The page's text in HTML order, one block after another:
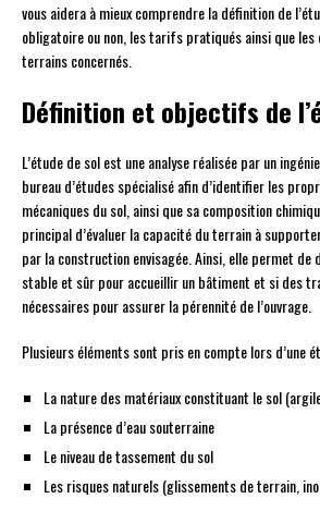
vous aidera à mieux comprendre la définition de
obligatoire ou non, les tarifs pratiqués ainsi que
terrains concernés.
Définition et objectifs de
L’étude de sol est une analyse réalisée par un
bureau d’études spécialisé afin d’identifier les
mécaniques du sol, ainsi que sa composition
principal d’évaluer la capacité du terrain à
par la construction envisagée. Ainsi, elle permet de
stable et sûr pour accueillir un bâtiment et si des
nécessaires pour assurer la pérennité de l’ouvrage.
Plusieurs éléments sont pris en compte lors d’une
La nature des matériaux constituant le sol
La présence d’eau souterraine
Le niveau de tassement du sol
Les risques naturels (glissements de terrain,